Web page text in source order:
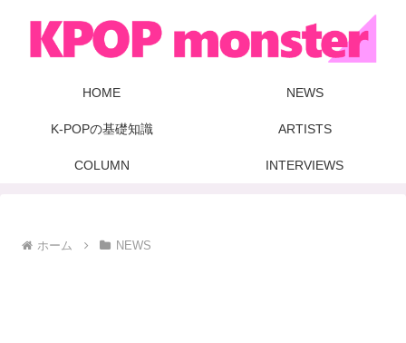
HOME NEWS
K-POPの基礎知識 ARTISTS
COLUMN INTERVIEWS
ホーム NEWS